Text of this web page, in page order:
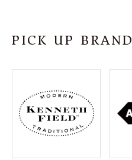
プライバシーポリシー
特定商取引法について
お問い合わせ
OFFICIAL WEB SITE
PICK UP BRAND